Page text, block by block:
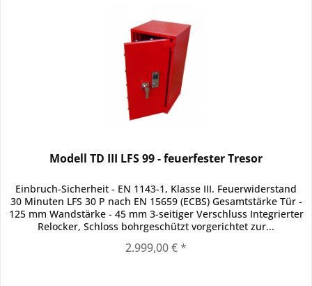
Modell TD III LFS 99 - feuerfester Tresor
Einbruch-Sicherheit - EN 1143-1, Klasse III. Feuerwiderstand
30 Minuten LFS 30 P nach EN 15659 (ECBS) Gesamtstärke Tür -
125 mm Wandstärke - 45 mm 3-seitiger Verschluss Integrierter
Relocker, Schloss bohrgeschützt vorgerichtet zur...
2.999,00 € *